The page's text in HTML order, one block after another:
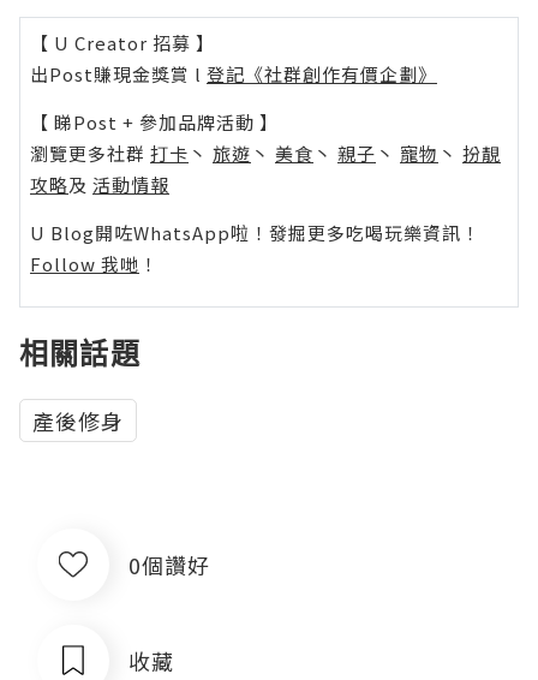
【 U Creator 招募 】
出Post賺現金獎賞 l 登記《社群創作有價企劃》
【 睇Post + 參加品牌活動 】
瀏覽更多社群 打卡 丶 旅遊 丶 美食 丶 親子 丶 寵物 丶 扮靚
攻略及 活動情報
U Blog開咗WhatsApp啦！發掘更多吃喝玩樂資訊！
Follow 我哋 ！
相關話題
產後修身
0個讚好
收藏